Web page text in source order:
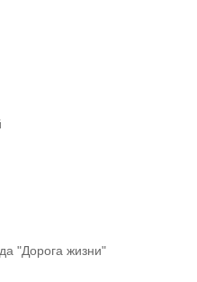
"Дорога жизни"